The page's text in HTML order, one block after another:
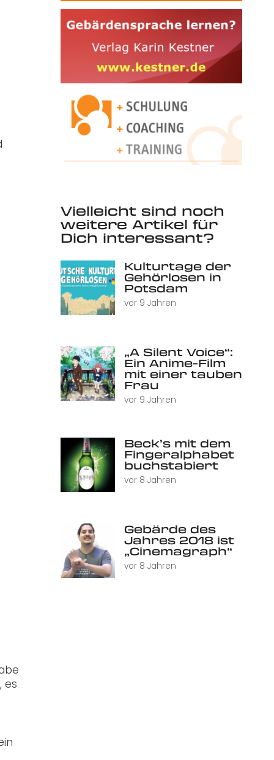
es
Vielleicht sind noch
weitere Artikel für
Dich interessant?
Kulturtage der
Gehörlosen in
Potsdam
vor 9 Jahren
„A Silent Voice“:
Ein Anime-Film
mit einer tauben
Frau
vor 9 Jahren
Beck’s mit dem
Fingeralphabet
buchstabiert
vor 8 Jahren
Gebärde des
Jahres 2018 ist
„Cinemagraph“
vor 8 Jahren